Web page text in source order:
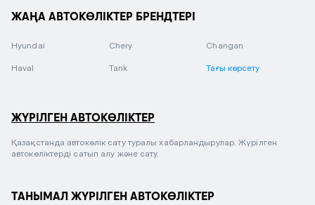
ЖАҢА АВТОКӨЛІКТЕР БРЕНДТЕРІ
Hyundai Chery Changan
Haval Tank Тағы көрсету
ЖҮРІЛГЕН АВТОКӨЛІКТЕР
Қазақстанда автокөлік сату туралы хабарландырулар. Жүрілген
автокөліктерді сатып алу және сату.
ТАНЫМАЛ ЖҮРІЛГЕН АВТОКӨЛІКТЕР